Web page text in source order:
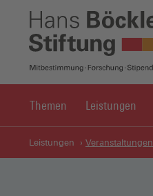
Themen Leistungen
Leistungen Veranstaltungen